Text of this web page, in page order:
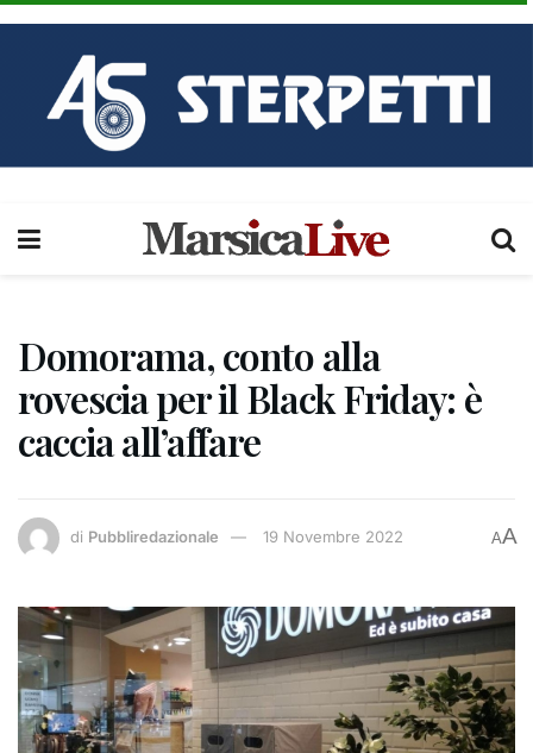
Domorama, conto alla
rovescia per il Black Friday: è
caccia all’affare
di Pubbliredazionale 19 Novembre 2022 AA